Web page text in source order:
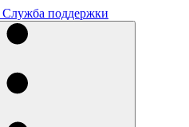
Служба поддержки